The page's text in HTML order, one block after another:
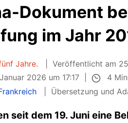
Dokument
im Jahr
Jahre.
Veröffentlicht am
2026 um 17:17
4
Übersetzung und
seit dem 19. Juni eine